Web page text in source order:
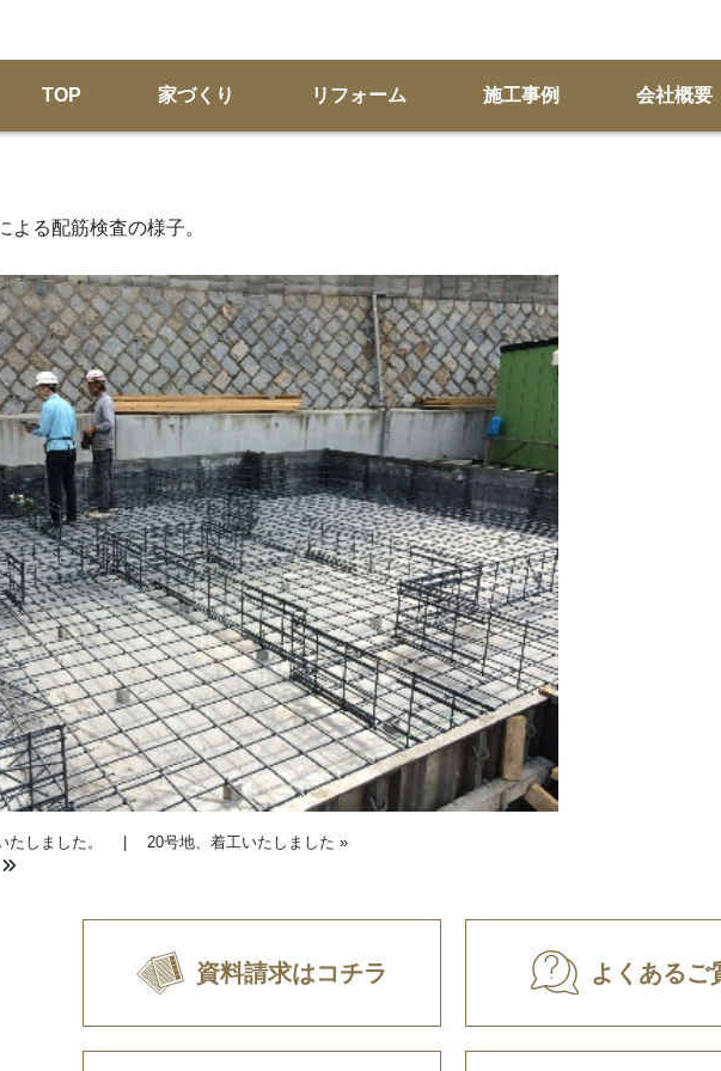
TOP 家づくり リフォーム 施工事例 会社概要
よる配筋検査の様子。
たしました。 20号地、着工いたしました »
資料請求はコチラ よくあるご